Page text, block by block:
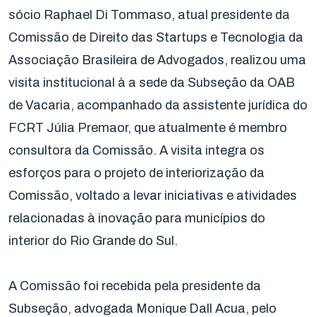
sócio Raphael Di Tommaso, atual presidente da
Comissão de Direito das Startups e Tecnologia da
Associação Brasileira de Advogados, realizou uma
visita institucional à a sede da Subseção da OAB
de Vacaria, acompanhado da assistente jurídica do
FCRT Júlia Premaor, que atualmente é membro
consultora da Comissão. A visita integra os
esforços para o projeto de interiorização da
Comissão, voltado a levar iniciativas e atividades
relacionadas à inovação para municípios do
interior do Rio Grande do Sul.
A Comissão foi recebida pela presidente da
Subseção, advogada Monique Dall Acua, pelo